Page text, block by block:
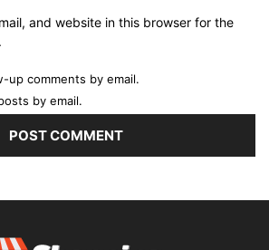
and website in this browser for the
up comments by email.
by email.